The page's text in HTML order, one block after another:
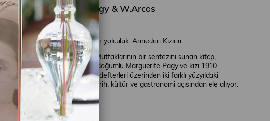
Anneden Kızına – M.Pagy & W.Arcas
Para Puan:15000
İzmir’in tarihine gastronomik bir yolculuk: Anneden Kızına
Türk, Fransız, İtalyan ve Rum Mutfaklarının bir sentezini sunan kitap,
İzmir’de doğup yaşayan 1875 doğumlu Marguerite Pagy ve kızı 1910
doğumlu Wanda Arcas’ın tarif defterleri üzerinden iki farklı yüzyıldaki
İzmir’in kozmopolit yaşamını tarih, kültür ve gastronomi açısından ele alıyor.
₺2.000,00